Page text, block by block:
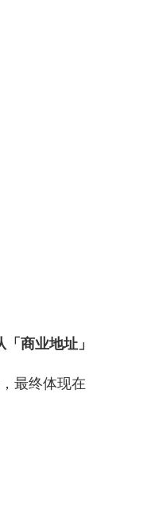
商业地址」
最终体现在